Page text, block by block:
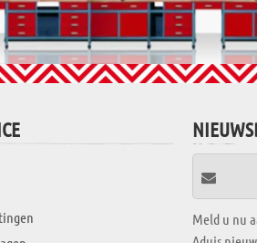
Meld u nu